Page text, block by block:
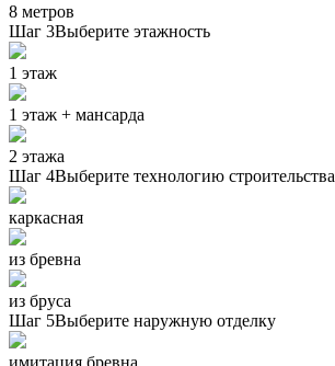
8 метров
Шаг 3Выберите этажность
1 этаж
1 этаж + мансарда
2 этажа
Шаг 4Выберите технологию строительства
каркасная
из бревна
из бруса
Шаг 5Выберите наружную отделку
имитация бревна